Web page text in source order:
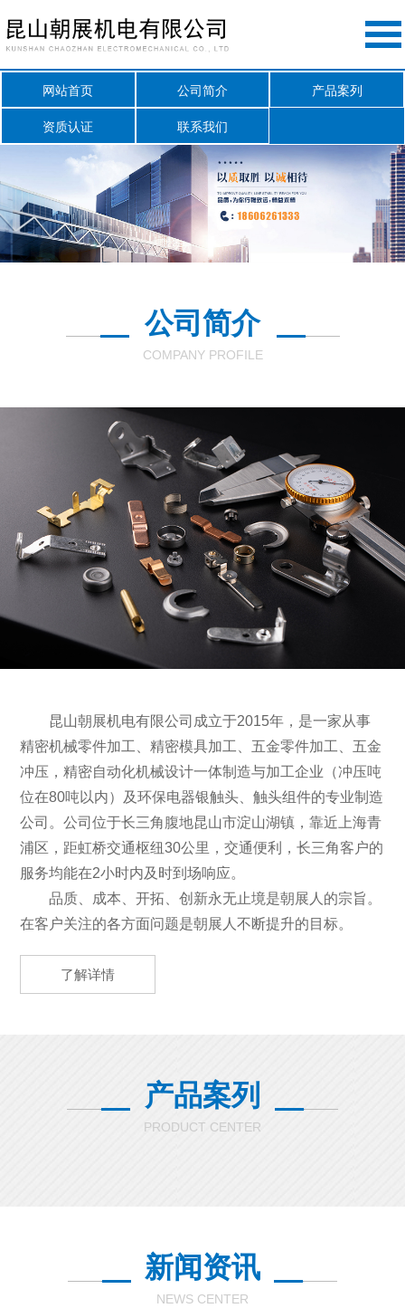
网站首页 公司简介 产品案列
资质认证 联系我们
公司简介
COMPANY PROFILE
昆山朝展机电有限公司成立于2015年，是一家从事
精密机械零件加工、精密模具加工、五金零件加工、五金
冲压，精密自动化机械设计一体制造与加工企业（冲压吨
位在80吨以内）及环保电器银触头、触头组件的专业制造
公司。公司位于长三角腹地昆山市淀山湖镇，靠近上海青
浦区，距虹桥交通枢纽30公里，交通便利，长三角客户的
服务均能在2小时内及时到场响应。
品质、成本、开拓、创新永无止境是朝展人的宗旨。
在客户关注的各方面问题是朝展人不断提升的目标。
了解详情
产品案列
PRODUCT CENTER
新闻资讯
NEWS CENTER